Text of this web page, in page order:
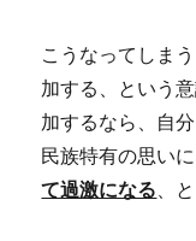
こうなってしま
加する、という
加するなら、自
民族特有の思い
て過激になる 、